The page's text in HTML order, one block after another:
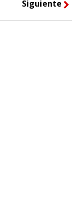
Siguiente right